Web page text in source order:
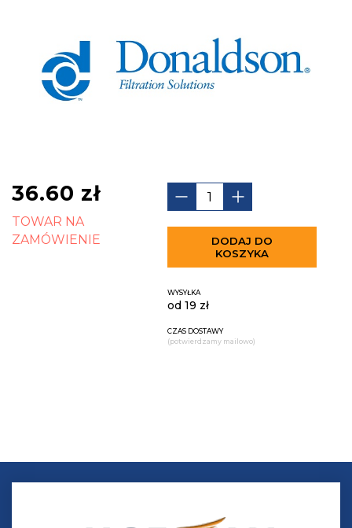
36.60 zł
TOWAR NA
ZAMÓWIENIE
DODAJ DO
KOSZYKA
WYSYŁKA
od 19 zł
CZAS DOSTAWY
(potwierdzamy mailowo)